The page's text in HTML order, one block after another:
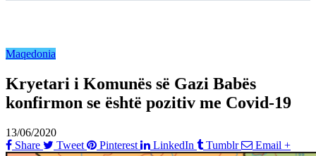
Maqedonia
Kryetari i Komunës së Gazi Babës
konfirmon se është pozitiv me Covid-19
13/06/2020
Share
Tweet Pinterest LinkedIn Tumblr Email +